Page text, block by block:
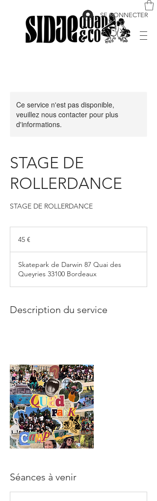
SE CONNECTER
Ce service n'est pas disponible,
veuillez nous contacter pour plus
d'informations.
STAGE DE
ROLLERDANCE
STAGE DE ROLLERDANCE
45 €
Skatepark de Darwin 87 Quai des
Queyries 33100 Bordeaux
Description du service
Séances à venir